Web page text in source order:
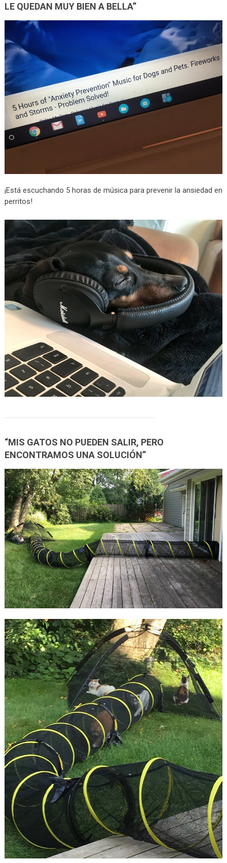
LE QUEDAN MUY BIEN A BELLA”
¡Está escuchando 5 horas de música para prevenir la ansiedad en
perritos!
“MIS GATOS NO PUEDEN SALIR, PERO
ENCONTRAMOS UNA SOLUCIÓN”